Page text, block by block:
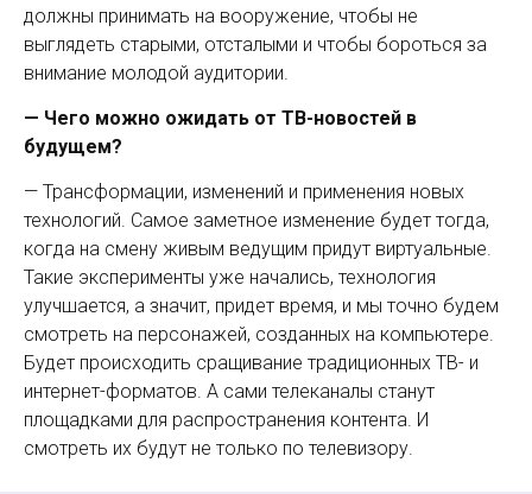
должны принимать на вооружение, чтобы не
выглядеть старыми, отсталыми и чтобы бороться за
внимание молодой аудитории.
— Чего можно ожидать от ТВ-новостей в
будущем?
— Трансформации, изменений и применения новых
технологий. Самое заметное изменение будет тогда,
когда на смену живым ведущим придут виртуальные.
Такие эксперименты уже начались, технология
улучшается, а значит, придет время, и мы точно будем
смотреть на персонажей, созданных на компьютере.
Будет происходить сращивание традиционных ТВ- и
интернет-форматов. А сами теле­каналы станут
площадками для распространения контента. И
смотреть их будут не только по телевизору.